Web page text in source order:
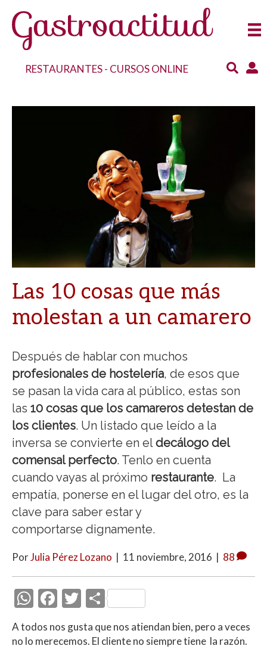
RESTAURANTES- CURSOS ONLINE
Las 10 cosas que más
molestan a un camarero
Después de hablar con muchos
profesionales de hostelería, de esos que
se pasan la vida cara al público, estas son
las 10 cosas que los camareros detestan de
los clientes. Un listado que leído a la
inversa se convierte en eldecálogo del
comensal perfecto. Tenlo en cuenta
cuando vayas al próximo restaurante. La
empatía, ponerse en el lugar del otro, es la
clave para saber estar y
comportarse dignamente.
PorJulia Pérez Lozano | 11 noviembre, 2016 | 88
W
h
at
F
e
T
w
itt
C
m
A todos nos gusta que nos atiendan bien, pero a veces
no lo merecemos. El cliente no siempre tiene la razón.